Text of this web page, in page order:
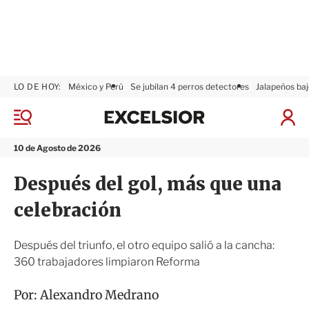
M
n
10 de Agosto de 2026
LO DE HOY: México y Perú Se jubilan 4 perros detectores Jalapeños
I
x
i
Después del gol, más que una
celebración
Después del triunfo, el otro equipo salió a la cancha:
360 trabajadores limpiaron Reforma
Por:Alexandro Medrano